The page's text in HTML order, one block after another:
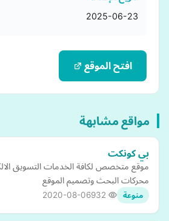
2025-06-23
افتح الموقع
مواقع مشابهة
بي كونكت
موقع متخصص لكافة الخدمات التسويق
محركات البحث وتصميم الموقع
منوعة 2020-08-06